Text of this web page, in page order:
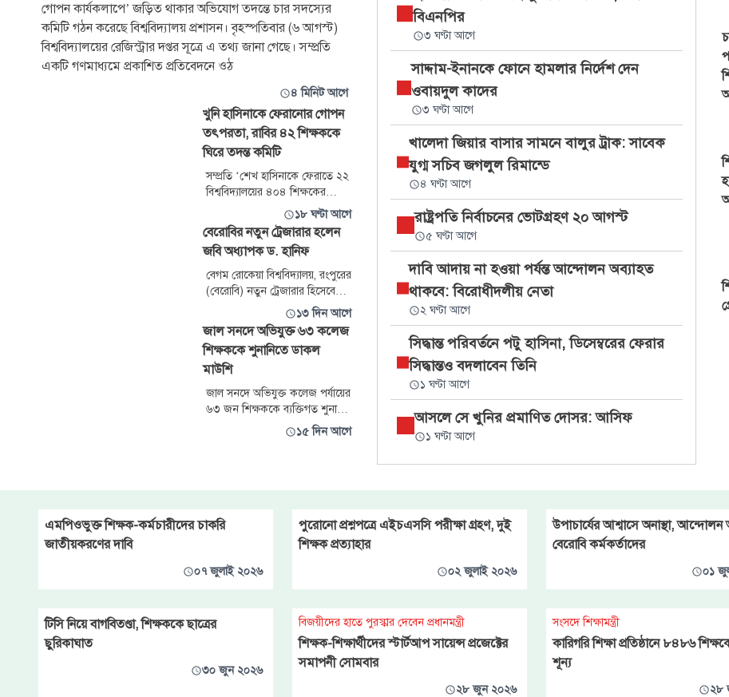
গোপন কার্যকলাপে’ জড়িত থাকার অভিযোগ তদন্তে চার সদস্যের
কমিটি গঠন করেছে বিশ্ববিদ্যালয় প্রশাসন। বৃহস্পতিবার (৬ আগস্ট)
বিশ্ববিদ্যালয়ের রেজিস্ট্রার দপ্তর সূত্রে এ তথ্য জানা গেছে। সম্প্রতি
একটি গণমাধ্যমে প্রকাশিত প্রতিবেদনে ওঠ
৪ মিনিট আগে
খুনি হাসিনাকে ফেরানোর গোপন
তৎপরতা, রাবির ৪২ শিক্ষককে
ঘিরে তদন্ত কমিটি
সম্প্রতি ‘শেখ হাসিনাকে ফেরাতে ২২
বিশ্ববিদ্যালয়ের ৪০৪ শিক্ষকের
গোপন তৎপরতা’ শিরোনামে একটি
অনুসন্ধানী প্রতিবেদন প্রকাশ করেছে
একটি সংবাদমাধ্যম। সেখানে
রাজশাহী বিশ্ববিদ্যালয়ের (রাবি) ৪২
জন শিক্ষকের নাম উল্লেখ করা
হয়েছে। সংবাদ প্রকাশের পর বিষয়টি
বিশ্ববিদ্যালয় প্রশাসনের নজরে
১৮ ঘণ্টা আগে
বেরোবির নতুন ট্রেজারার হলেন
জবি অধ্যাপক ড. হানিফ
বেগম রোকেয়া বিশ্ববিদ্যালয়, রংপুরের
(বেরোবি) নতুন ট্রেজারার হিসেবে
নিয়োগ পেয়েছেন জগন্নাথ
বিশ্ববিদ্যালয়ের (জবি) গণিত
বিভাগের অধ্যাপক ড. মো. আবু
হানিফ সরকার। গতকাল বৃহস্পতিবার
শিক্ষা মন্ত্রণালয়ের মাধ্যমিক ও উচ্চ
শিক্ষা বিভাগ থেকে জারি করা এক
প্রজ্ঞাপনে এই নিয়োগের কথা
১৩ দিন আগে
জাল সনদে অভিযুক্ত ৬৩ কলেজ
শিক্ষককে শুনানিতে ডাকল
মাউশি
জাল সনদে অভিযুক্ত কলেজ পর্যায়ের
৬৩ জন শিক্ষককে ব্যক্তিগত শুনানির
জন্য তলব করেছে মাধ্যমিক ও উচ্চ
শিক্ষা অধিদপ্তর (মাউশি)। কারণ
আদেশে জানানো হয়। বুধবার
মাউশির উপপরিচালক শফি মা
১৫ দিন আগে
বিএনপির
৩ ঘণ্টা আগে
সাদ্দাম-ইনানকে ফোনে হামলার নির্দেশ দেন
ওবায়দুল কাদের
৩ ঘণ্টা আগে
খালেদা জিয়ার বাসার সামনে বালুর ট্রাক: সাবেক
যুগ্ম সচিব জগলুল রিমান্ডে
৪ ঘণ্টা আগে
রাষ্ট্রপতি নির্বাচনের ভোটগ্রহণ ২০ আগস্ট
৫ ঘণ্টা আগে
দাবি আদায় না হওয়া পর্যন্ত আন্দোলন অব্যাহত
থাকবে: বিরোধীদলীয় নেতা
২ ঘণ্টা আগে
সিদ্ধান্ত পরিবর্তনে পটু হাসিনা, ডিসেম্বরের ফেরার
সিদ্ধান্তও বদলাবেন তিনি
১ ঘণ্টা আগে
আসলে সে খুনির প্রমাণিত দোসর: আসিফ
১ ঘণ্টা আগে
এমপিওভুক্ত শিক্ষক-কর্মচারীদের চাকরি
জাতীয়করণের দাবি
০৭ জুলাই ২০২৬
পুরোনো প্রশ্নপত্রে এইচএসসি পরীক্ষা গ্রহণ, দুই
শিক্ষক প্রত্যাহার
০২ জুলাই ২০২৬
উপাচার্যের আশ্বাসে অনাস্থা, আন্দোলন
বেরোবি কর্মকর্তাদের
০১
টিসি নিয়ে বাগবিতণ্ডা, শিক্ষককে ছাত্রের
ছুরিকাঘাত
৩০ জুন ২০২৬
বিজয়ীদের হাতে পুরস্কার দেবেন প্রধানমন্ত্রী
শিক্ষক-শিক্ষার্থীদের স্টার্টআপ সায়েন্স প্রজেক্টের
সমাপনী সোমবার
২৮ জুন ২০২৬
সংসদে শিক্ষামন্ত্রী
কারিগরি শিক্ষা প্রতিষ্ঠানে ৮৪৮৬
শূন্য
২৮